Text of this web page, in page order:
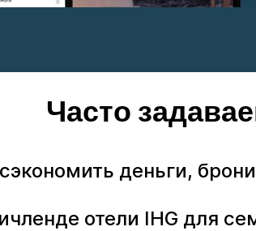
Часто
деньги,
отели IHG для